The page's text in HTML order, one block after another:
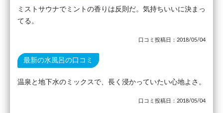
ミストサウナでミントの香りは反則だ。気持ちいいに決まっ
てる。
口コミ投稿日：2018/05/04
最新の水風呂の口コミ
温泉と地下水のミックスで、長く浸かっていたい心地よさ。
口コミ投稿日：2018/05/04